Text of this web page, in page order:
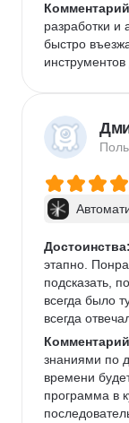
разработки и
быстро
Достоинства:
этапно.
подсказать,
всегда было
всегда
знаниями по
времени
программа в